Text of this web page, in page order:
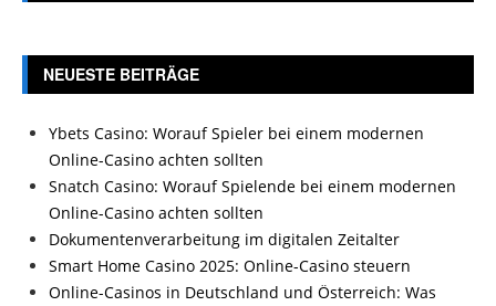
NEUESTE BEITRÄGE
Ybets Casino: Worauf Spieler bei einem modernen
Online-Casino achten sollten
Snatch Casino: Worauf Spielende bei einem modernen
Online-Casino achten sollten
Dokumentenverarbeitung im digitalen Zeitalter
Smart Home Casino 2025: Online-Casino steuern
Online-Casinos in Deutschland und Österreich: Was